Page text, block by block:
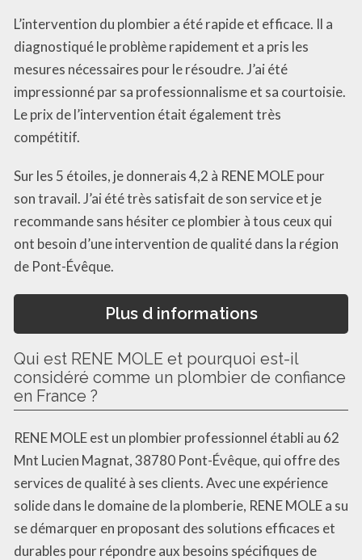
L’intervention du plombier a été rapide et efficace. Il a
diagnostiqué le problème rapidement et a pris les
mesures nécessaires pour le résoudre. J’ai été
impressionné par sa professionnalisme et sa courtoisie.
Le prix de l’intervention était également très
compétitif.
Sur les 5 étoiles, je donnerais 4,2 à RENE MOLE pour
son travail. J’ai été très satisfait de son service et je
recommande sans hésiter ce plombier à tous ceux qui
ont besoin d’une intervention de qualité dans la région
de Pont-Évêque.
Plus d informations
Qui est RENE MOLE et pourquoi est-il
considéré comme un plombier de confiance
en France ?
RENE MOLE est un plombier professionnel établi au 62
Mnt Lucien Magnat, 38780 Pont-Évêque, qui offre des
services de qualité à ses clients. Avec une expérience
solide dans le domaine de la plomberie, RENE MOLE a su
se démarquer en proposant des solutions efficaces et
durables pour répondre aux besoins spécifiques de